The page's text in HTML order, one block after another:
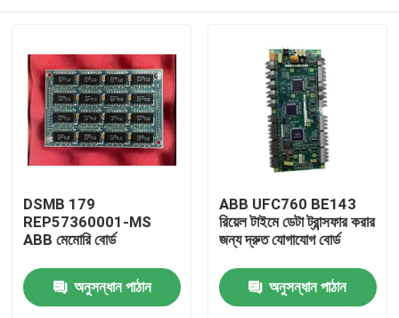
বাড়ি
DSMB 179
REP57360001-MS
ABB মেমোরি বোর্ড
অনুসন্ধান পাঠান
ABB UFC760 BE143
রিয়েল টাইমে ডেটা ট্রান্সফার করার
জন্য দ্রুত যোগাযোগ বোর্ড
অনুসন্ধান পাঠান